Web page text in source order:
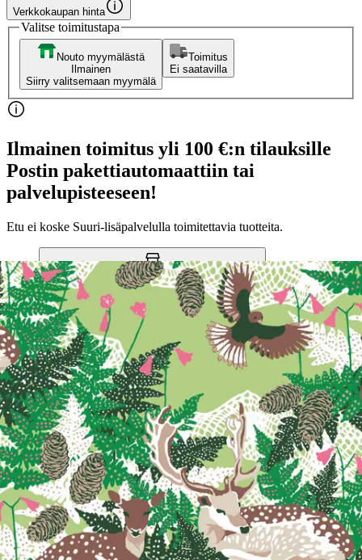
Verkkokaupan hinta
Valitse toimitustapa
Nouto myymälästä
Ilmainen
Siirry valitsemaan myymälä
Toimitus
Ei saatavilla
Ilmainen toimitus yli 100 €:n tilauksille
Postin pakettiautomaattiin tai
palvelupisteeseen!
Etu ei koske Suuri‑lisäpalvelulla toimitettavia tuotteita.
Tarkista myymäläsaatavuus
Tuotekuvaus
Joutsenmerkitty metsäkuosinen lautasliina.
Ominaisuudet